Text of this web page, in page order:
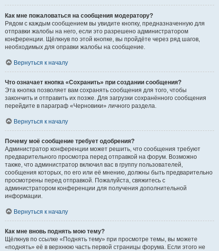
Как мне пожаловаться на сообщения модератору?
Рядом с каждым сообщением вы увидите кнопку, предназначенную для
отправки жалобы на него, если это разрешено администратором
конференции. Щёлкнув по этой кнопке, вы пройдёте через ряд шагов,
необходимых для оправки жалобы на сообщение.
Вернуться к началу
Что означает кнопка «Сохранить» при создании сообщения?
Эта кнопка позволяет вам сохранять сообщения для того, чтобы
закончить и отправить их позже. Для загрузки сохранённого сообщения
перейдите в параграф «Черновики» личного раздела.
Вернуться к началу
Почему моё сообщение требует одобрения?
Администратор конференции может решить, что сообщения требуют
предварительного просмотра перед отправкой на форум. Возможно
также, что администратор включил вас в группу пользователей,
сообщения которых, по его или её мнению, должны быть предварительно
просмотрены перед отправкой. Пожалуйста, свяжитесь с
администратором конференции для получения дополнительной
информации.
Вернуться к началу
Как мне вновь поднять мою тему?
Щёлкнув по ссылке «Поднять тему» при просмотре темы, вы можете
«поднять» её в верхнюю часть первой страницы форума. Если этого не